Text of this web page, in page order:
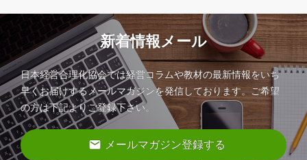
新着情報メール
日本経営合理化協会では経営コラムや教材の最新情報をいち
早くお届けするメールマガジンを発信しております。ご希望
の方は下記よりご登録下さい。
email メールマガジン登録する